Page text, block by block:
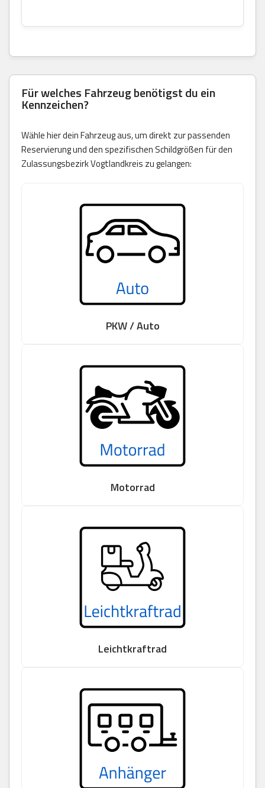
Für welches Fahrzeug benötigst du ein
Kennzeichen?
Wähle hier dein Fahrzeug aus, um direkt zur passenden
Reservierung und den spezifischen Schildgrößen für den
Zulassungsbezirk Vogtlandkreis zu gelangen:
PKW / Auto
Motorrad
Leichtkraftrad